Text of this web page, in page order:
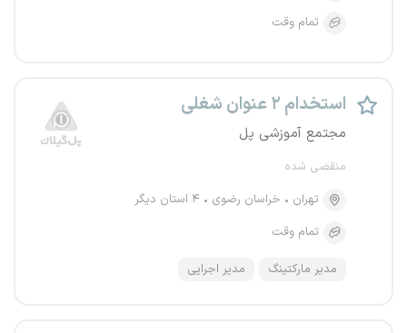
تمام وقت
استخدام ۲ عنوان شغلی
مجتمع آموزشی پل
منقضی شده
تهران
خراسان رضوی
۴ استان دیگر
تمام وقت
مدیر مارکتینگ مدیر اجرایی